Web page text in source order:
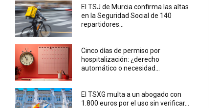
El TSJ de Murcia confirma las altas
en la Seguridad Social de 140
repartidores...
Cinco días de permiso por
hospitalización: ¿derecho
automático o necesidad...
El TSXG multa a un abogado con
1.800 euros por el uso sin verificar...